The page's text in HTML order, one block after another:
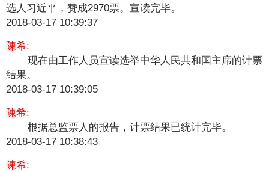
选人习近平，赞成2970票。宣读完毕。
2018-03-17 10:39:37
陳希:
现在由工作人员宣读选举中华人民共和国主席的计票
结果。
2018-03-17 10:39:05
陳希:
根据总监票人的报告，计票结果已统计完毕。
2018-03-17 10:38:43
陳希: